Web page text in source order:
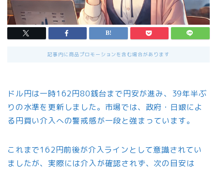
記事内に商品プロモーションを含む場合があります
ドル円は一時162円80銭台まで円安が進み、39年半ぶ
りの水準を更新しました。市場では、政府・日銀によ
る円買い介入への警戒感が一段と強まっています。
これまで162円前後が介入ラインとして意識されてい
ましたが、実際には介入が確認されず、次の目安は